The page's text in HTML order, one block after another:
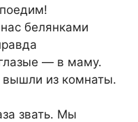
белянками
— в маму.
из комнаты.
звать. Мы